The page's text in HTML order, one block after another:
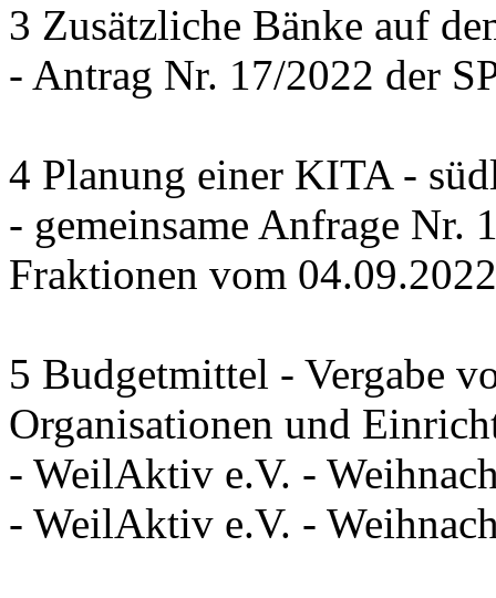
3 Zusätzliche Bänke auf
- Antrag Nr. 17/2022 der
4 Planung einer KITA -
- gemeinsame Anfrage Nr.
Fraktionen vom 04.09.2022
5 Budgetmittel - Vergabe
Organisationen und
- WeilAktiv e.V. -
- WeilAktiv e.V. -